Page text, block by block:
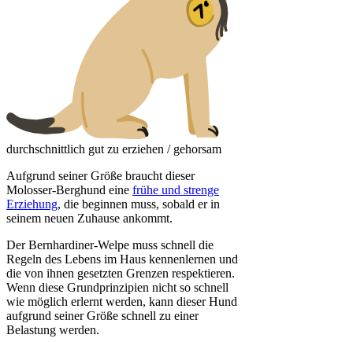
durchschnittlich gut zu erziehen / gehorsam
Aufgrund seiner Größe braucht dieser
Molosser-Berghund eine frühe und strenge
Erziehung, die beginnen muss, sobald er in
seinem neuen Zuhause ankommt.
Der Bernhardiner-Welpe muss schnell die
Regeln des Lebens im Haus kennenlernen und
die von ihnen gesetzten Grenzen respektieren.
Wenn diese Grundprinzipien nicht so schnell
wie möglich erlernt werden, kann dieser Hund
aufgrund seiner Größe schnell zu einer
Belastung werden.